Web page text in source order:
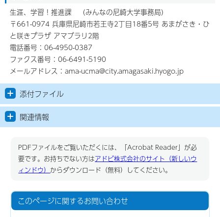
生涯、学習！推進課 （みんなの尼崎大学事務局）
〒661-0974 兵庫県尼崎市若王寺2丁目18番5号 あまがさき・ひ
と咲きプラザ アマブラリ2階
電話番号：06-4950-0387
ファクス番号：06-6491-5190
メールアドレス：ama-ucma@city.amagasaki.hyogo.jp
添付ファイル
関連情報
PDFファイルをご覧いただくには、「Acrobat Reader」が必
要です。お持ちでない方はアドビ株式会社のサイト（新しいウ
ィンドウ） からダウンロード（無料）してください。
このページに関するお問い合わせ